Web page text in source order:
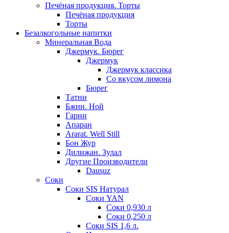
Печёная продукция. Торты
Печёная продукция
Торты
Безалкогольные напитки
Минеральная Вода
Джермук. Бюрег
Джермук
Джермук классика
Со вкусом лимона
Бюрег
Татни
Бжни. Ной
Гарни
Апаран
Ararat. Well Still
Бон Жур
Дилижан. Зулал
Другие Производители
Dausuz
Соки
Соки SIS Натурал
Соки YAN
Соки 0,930 л
Соки 0,250 л
Соки SIS 1,6 л.